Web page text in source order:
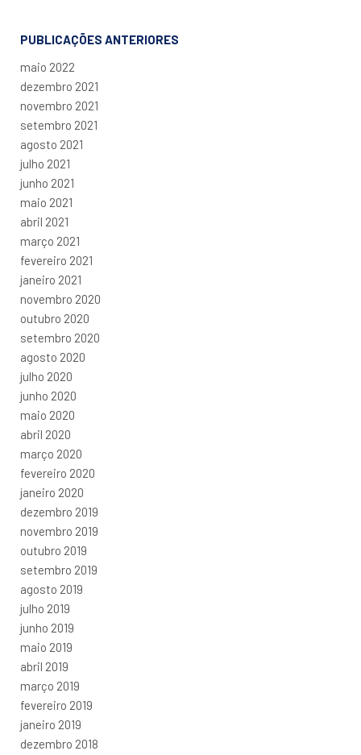
PUBLICAÇÕES ANTERIORES
maio 2022
dezembro 2021
novembro 2021
setembro 2021
agosto 2021
julho 2021
junho 2021
maio 2021
abril 2021
março 2021
fevereiro 2021
janeiro 2021
novembro 2020
outubro 2020
setembro 2020
agosto 2020
julho 2020
junho 2020
maio 2020
abril 2020
março 2020
fevereiro 2020
janeiro 2020
dezembro 2019
novembro 2019
outubro 2019
setembro 2019
agosto 2019
julho 2019
junho 2019
maio 2019
abril 2019
março 2019
fevereiro 2019
janeiro 2019
dezembro 2018